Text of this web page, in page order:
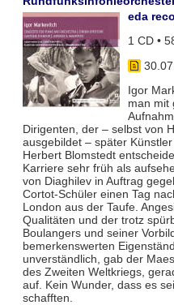
eda
1 CD •
Igor
man mit
Dirigenten, der – selbst von
ausgebildet – später
Herbert Blomstedt
Karriere sehr früh als
von Diaghilev in Auftrag
Cortot-Schüler einen Tag
London aus der Taufe.
Qualitäten und der trotz
Boulangers und seiner
bemerkenswerten
unverständlich, gab der
des Zweiten Weltkriegs,
auf. Kein Wunder, dass es
schafften.